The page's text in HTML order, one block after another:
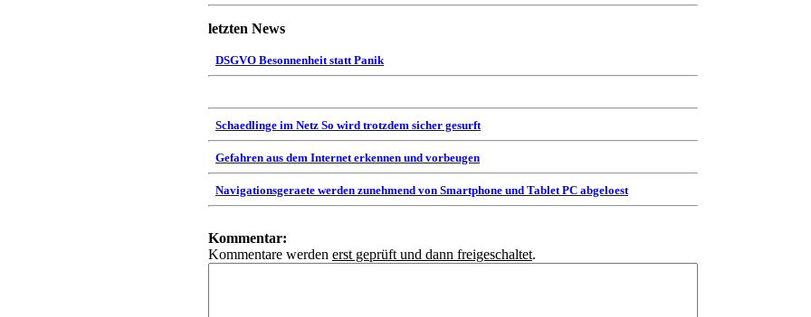
letzten News
DSGVO Besonnenheit statt Panik
Schaedlinge im Netz So wird trotzdem sicher gesurft
Gefahren aus dem Internet erkennen und vorbeugen
Navigationsgeraete werden zunehmend von Smartphone und Tablet PC abgeloest
Kommentar:
Kommentare werden erst geprüft und dann freigeschaltet.